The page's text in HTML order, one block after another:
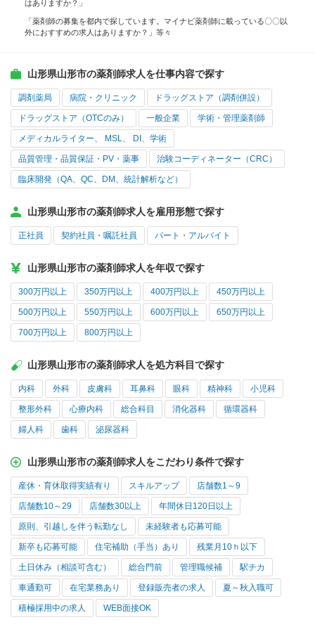
はありますか？」
「薬剤師の募集を都内で探しています。マイナビ薬剤師に載っている〇〇以
外におすすめの求人はありますか？」等々
山形県山形市の薬剤師求人を仕事内容で探す
調剤薬局 病院・クリニック ドラッグストア（調剤併設）
ドラッグストア（OTCのみ） 一般企業 学術・管理薬剤師
メディカルライター、 MSL、 DI、学術
品質管理・品質保証・PV・薬事 治験コーディネーター（CRC）
臨床開発（QA、QC、DM、統計解析など）
山形県山形市の薬剤師求人を雇用形態で探す
正社員 契約社員・嘱託社員 パート・アルバイト
山形県山形市の薬剤師求人を年収で探す
300万円以上 350万円以上 400万円以上 450万円以上
500万円以上 550万円以上 600万円以上 650万円以上
700万円以上 800万円以上
山形県山形市の薬剤師求人を処方科目で探す
内科 外科 皮膚科 耳鼻科 眼科 精神科 小児科
整形外科 心療内科 総合科目 消化器科 循環器科
婦人科 歯科 泌尿器科
山形県山形市の薬剤師求人をこだわり条件で探す
産休・育休取得実績有り スキルアップ 店舗数1～9
店舗数10～29 店舗数30以上 年間休日120日以上
原則、引越しを伴う転勤なし 未経験者も応募可能
新卒も応募可能 住宅補助（手当）あり 残業月10ｈ以下
土日休み（相談可含む） 総合門前 管理職候補 駅チカ
車通勤可 在宅業務あり 登録販売者の求人 夏～秋入職可
積極採用中の求人 WEB面接OK